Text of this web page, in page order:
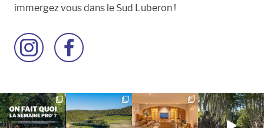
immergez vous dans le Sud Luberon !
Accéder
à
Instagram
Accéder
à
Facebook